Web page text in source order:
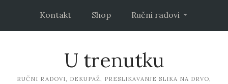
Kontakt Shop Ručni radovi
U trenutku
RUČNI RADOVI, DEKUPAŽ, PRESLIKAVANJE SLIKA NA DRVO,